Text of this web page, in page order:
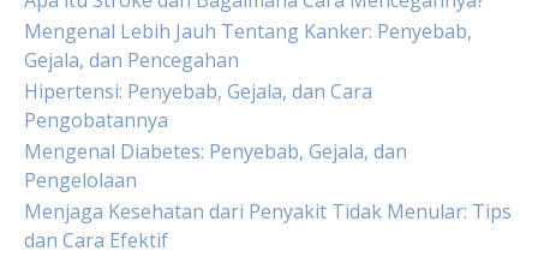
Mengenal Lebih Jauh Tentang Kanker: Penyebab,
Gejala, dan Pencegahan
Hipertensi: Penyebab, Gejala, dan Cara
Pengobatannya
Mengenal Diabetes: Penyebab, Gejala, dan
Pengelolaan
Menjaga Kesehatan dari Penyakit Tidak Menular: Tips
dan Cara Efektif